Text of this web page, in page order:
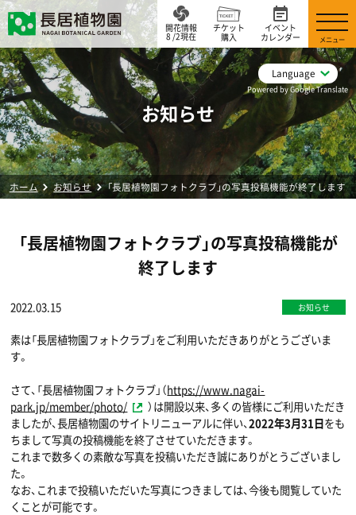
Language
Powered by Google Translate
開花情報
8 /2現在
チケット
購入
イベント
カレンダー
メニュー
お知らせ
ホーム お知らせ 「長居植物園フォトクラブ」の写真投稿機能が終了します
「長居植物園フォトクラブ」の写真投稿機能が
終了します
2022.03.15 お知らせ
素は「長居植物園フォトクラブ」をご利用いただきありがとうございま
す。
さて、「長居植物園フォトクラブ」（https://www.nagai-
park.jp/member/photo/
）は開設以来、多くの皆様にご利用いただき
ましたが、長居植物園のサイトリニューアルに伴い、2022年3月31日をも
ちまして写真の投稿機能を終了させていただきます。
これまで数多くの素敵な写真を投稿いただき誠にありがとうございまし
た。
なお、これまで投稿いただいた写真につきましては、今後も閲覧していた
くことが可能です。